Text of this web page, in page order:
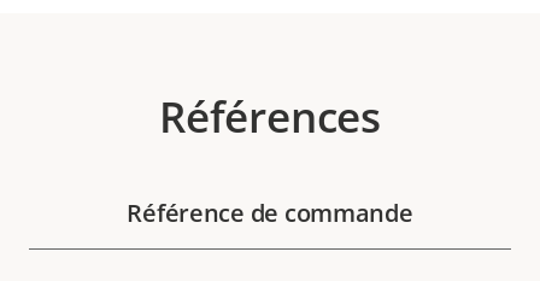
Références
Référence de commande